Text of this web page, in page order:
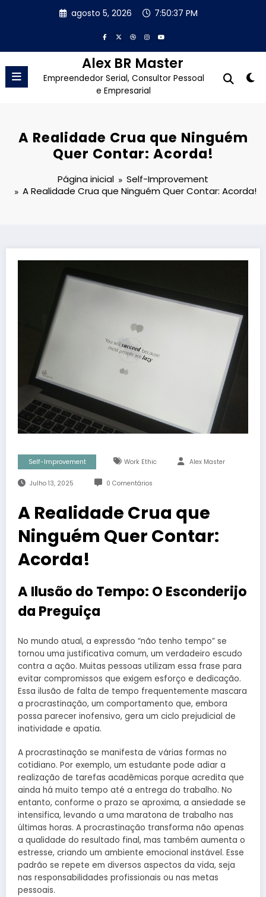
agosto 5, 2026 7:50:38 PM
Alex BR Master
Empreendedor Serial, Consultor Pessoal
e Empresarial
A Realidade Crua que Ninguém
Quer Contar: Acorda!
Página inicial
Self-Improvement
A Realidade Crua que Ninguém Quer Contar: Acorda!
Self-Improvement Work Ethic Alex Master
Julho 13, 2025 0 Comentários
A Realidade Crua que
Ninguém Quer Contar:
Acorda!
A Ilusão do Tempo: O Esconderijo
da Preguiça
No mundo atual, a expressão “não tenho tempo” se
tornou uma justificativa comum, um verdadeiro escudo
contra a ação. Muitas pessoas utilizam essa frase para
evitar compromissos que exigem esforço e dedicação.
Essa ilusão de falta de tempo frequentemente mascara
a procrastinação, um comportamento que, embora
possa parecer inofensivo, gera um ciclo prejudicial de
inatividade e apatia.
A procrastinação se manifesta de várias formas no
cotidiano. Por exemplo, um estudante pode adiar a
realização de tarefas acadêmicas porque acredita que
ainda há muito tempo até a entrega do trabalho. No
entanto, conforme o prazo se aproxima, a ansiedade se
intensifica, levando a uma maratona de trabalho nas
últimas horas. A procrastinação transforma não apenas
a qualidade do resultado final, mas também aumenta o
estresse, criando um ambiente emocional instável. Esse
padrão se repete em diversos aspectos da vida, seja
nas responsabilidades profissionais ou nas metas
pessoais.